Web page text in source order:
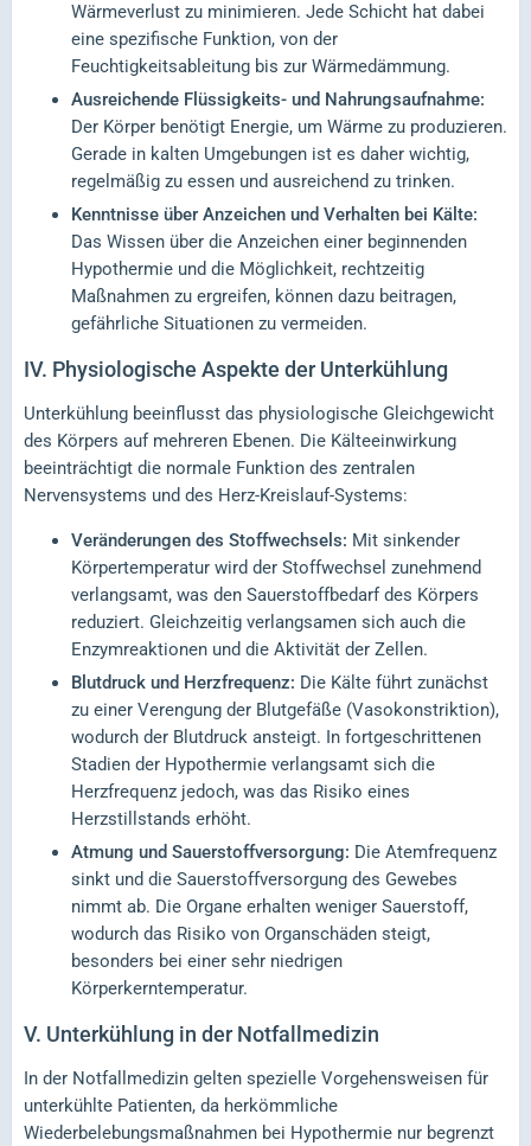
Wärmeverlust zu minimieren. Jede Schicht hat dabei
eine spezifische Funktion, von der
Feuchtigkeitsableitung bis zur Wärmedämmung.
Ausreichende Flüssigkeits- und Nahrungsaufnahme:
Der Körper benötigt Energie, um Wärme zu produzieren.
Gerade in kalten Umgebungen ist es daher wichtig,
regelmäßig zu essen und ausreichend zu trinken.
Kenntnisse über Anzeichen und Verhalten bei Kälte:
Das Wissen über die Anzeichen einer beginnenden
Hypothermie und die Möglichkeit, rechtzeitig
Maßnahmen zu ergreifen, können dazu beitragen,
gefährliche Situationen zu vermeiden.
IV. Physiologische Aspekte der Unterkühlung
Unterkühlung beeinflusst das physiologische Gleichgewicht
des Körpers auf mehreren Ebenen. Die Kälteeinwirkung
beeinträchtigt die normale Funktion des zentralen
Nervensystems und des Herz-Kreislauf-Systems:
Veränderungen des Stoffwechsels: Mit sinkender
Körpertemperatur wird der Stoffwechsel zunehmend
verlangsamt, was den Sauerstoffbedarf des Körpers
reduziert. Gleichzeitig verlangsamen sich auch die
Enzymreaktionen und die Aktivität der Zellen.
Blutdruck und Herzfrequenz: Die Kälte führt zunächst
zu einer Verengung der Blutgefäße (Vasokonstriktion),
wodurch der Blutdruck ansteigt. In fortgeschrittenen
Stadien der Hypothermie verlangsamt sich die
Herzfrequenz jedoch, was das Risiko eines
Herzstillstands erhöht.
Atmung und Sauerstoffversorgung: Die Atemfrequenz
sinkt und die Sauerstoffversorgung des Gewebes
nimmt ab. Die Organe erhalten weniger Sauerstoff,
wodurch das Risiko von Organschäden steigt,
besonders bei einer sehr niedrigen
Körperkerntemperatur.
V. Unterkühlung in der Notfallmedizin
In der Notfallmedizin gelten spezielle Vorgehensweisen für
unterkühlte Patienten, da herkömmliche
Wiederbelebungsmaßnahmen bei Hypothermie nur begrenzt